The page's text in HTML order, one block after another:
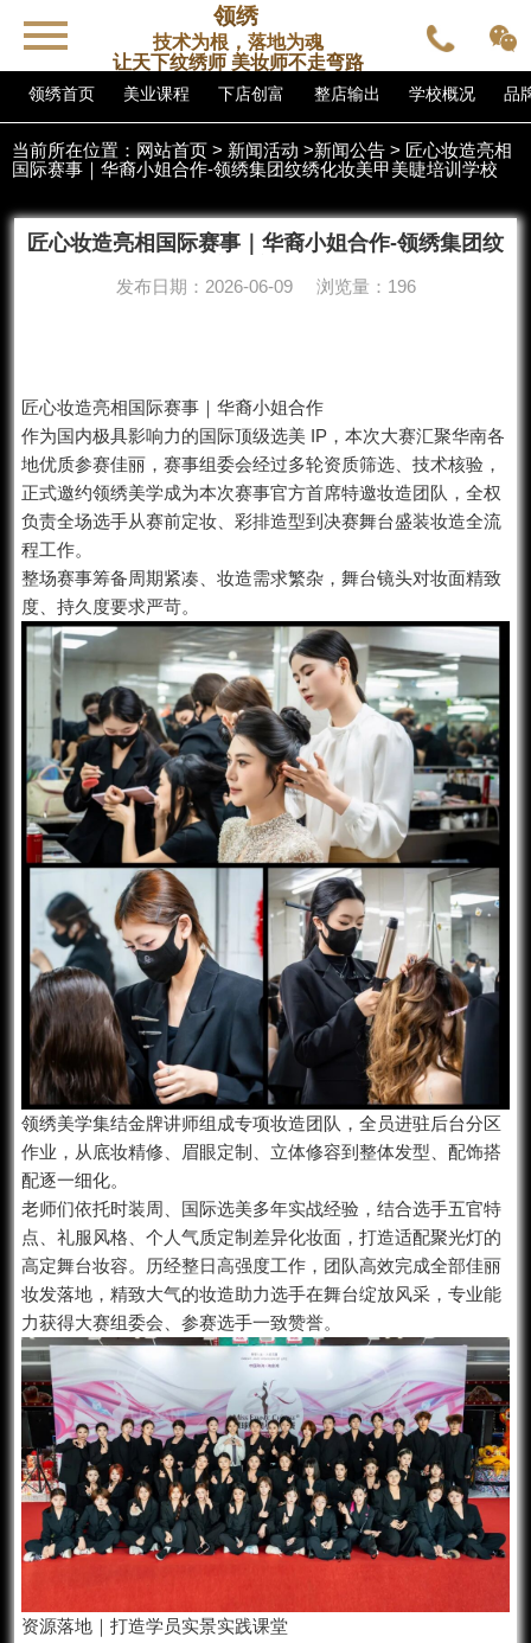
领绣
技术为根，落地为魂
让天下纹绣师 美妆师不走弯路
领绣首页 美业课程 下店创富 整店输出 学校概况 品
当前所在位置： 网站首页 > 新闻活动 >新闻公告 > 匠心妆造亮相
国际赛事｜华裔小姐合作-领绣集团纹绣化妆美甲美睫培训学校
匠心妆造亮相国际赛事｜华裔小姐合作-领绣集团纹
发布日期：2026-06-09 浏览量：196
匠心妆造亮相国际赛事｜华裔小姐合作
作为国内极具影响力的国际顶级选美 IP，本次大赛汇聚华南各
地优质参赛佳丽，赛事组委会经过多轮资质筛选、技术核验，
正式邀约领绣美学成为本次赛事官方首席特邀妆造团队，全权
负责全场选手从赛前定妆、彩排造型到决赛舞台盛装妆造全流
程工作。
整场赛事筹备周期紧凑、妆造需求繁杂，舞台镜头对妆面精致
度、持久度要求严苛。
领绣美学集结金牌讲师组成专项妆造团队，全员进驻后台分区
作业，从底妆精修、眉眼定制、立体修容到整体发型、配饰搭
配逐一细化。
老师们依托时装周、国际选美多年实战经验，结合选手五官特
点、礼服风格、个人气质定制差异化妆面，打造适配聚光灯的
高定舞台妆容。历经整日高强度工作，团队高效完成全部佳丽
妆发落地，精致大气的妆造助力选手在舞台绽放风采，专业能
力获得大赛组委会、参赛选手一致赞誉。
资源落地｜打造学员实景实践课堂